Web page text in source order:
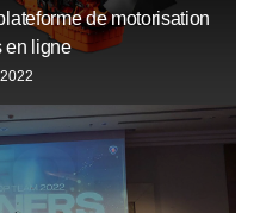
de motorisation
en ligne